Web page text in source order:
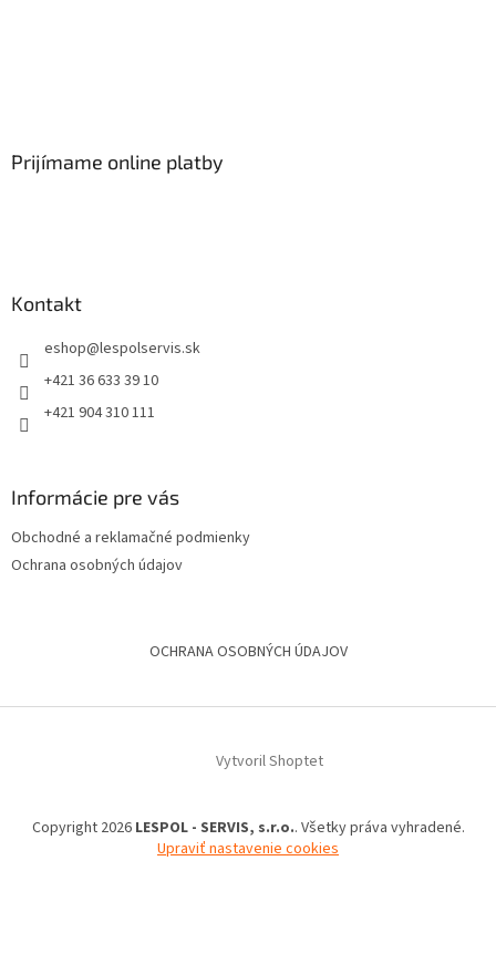
Prijímame online platby
Kontakt
eshop@lespolservis.sk
+421 36 633 39 10
+421 904 310 111
Informácie pre vás
Obchodné a reklamačné podmienky
Ochrana osobných údajov
OCHRANA OSOBNÝCH ÚDAJOV
Vytvoril Shoptet
Copyright 2026 LESPOL - SERVIS, s.r.o.. Všetky práva vyhradené.
Upraviť nastavenie cookies